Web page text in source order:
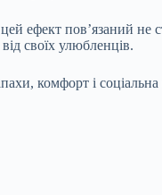
ефект пов’язаний не
своїх улюбленців.
комфорт і